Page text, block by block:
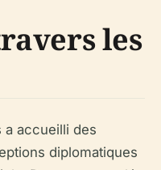
les
a accueilli des
diplomatiques